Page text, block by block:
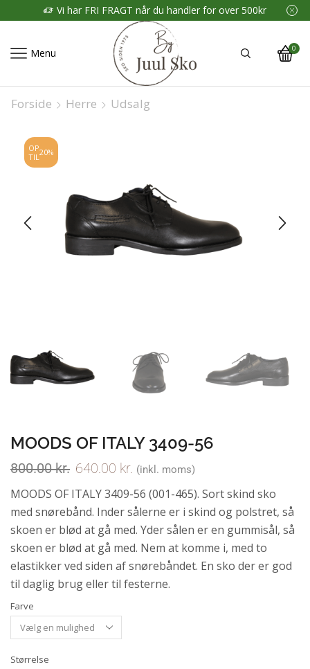
Vi har FRI FRAGT når du handler for over 500kr
Menu 0
Forside Herre Udsalg
OP
TIL 20%
MOODS OF ITALY 3409-56
800.00kr. 640.00 kr. (inkl. moms)
MOODS OF ITALY 3409-56 (001-465). Sort skind sko
med snørebånd. Inder sålerne er i skind og polstret, så
skoen er blød at gå med. Yder sålen er en gummisål, så
skoen er blød at gå med. Nem at komme i, med to
elastikker ved siden af snørebåndet. En sko der er god
til daglig brug eller til festerne.
Farve
Størrelse